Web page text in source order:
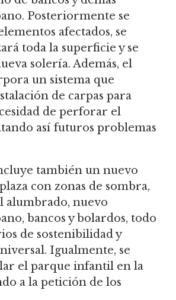
Posteriormente se
afectados, se
toda la superficie y se
solería. Además, el
un sistema que
de carpas para
de perforar el
así futuros problemas
también un nuevo
con zonas de sombra,
alumbrado, nuevo
bancos y bolardos, todo
de sostenibilidad y
Igualmente, se
el parque infantil en la
a la petición de los